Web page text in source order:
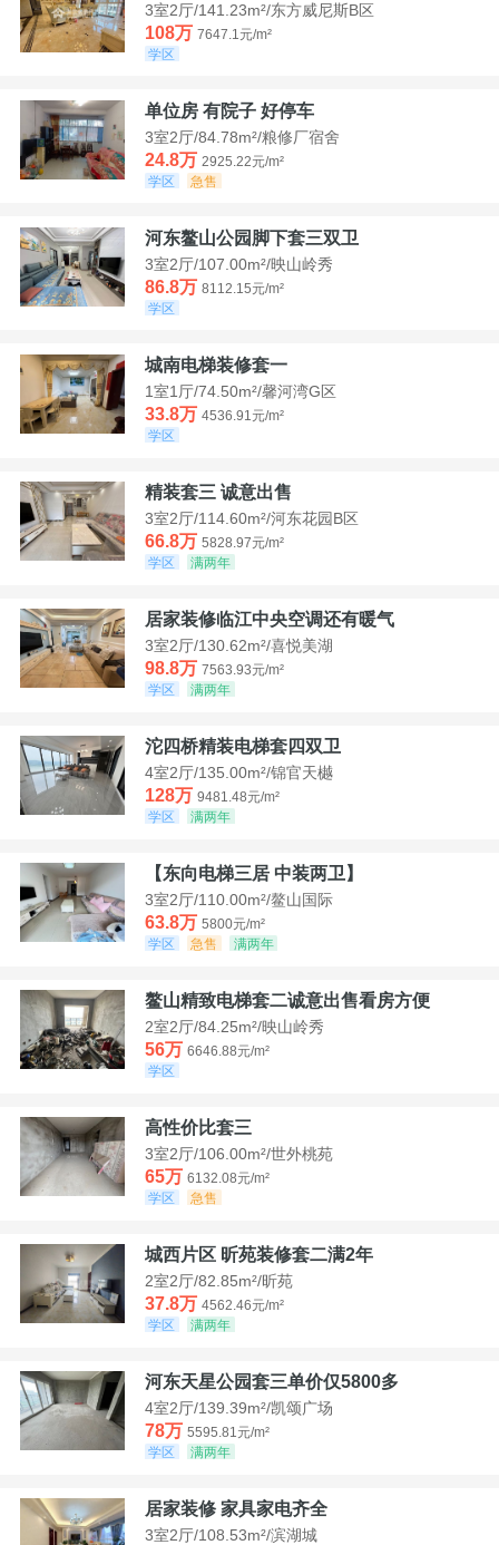
3室2厅/141.23m²/东方威尼斯B区
108万 7647.1元/m²
学区
单位房 有院子 好停车
3室2厅/84.78m²/粮修厂宿舍
24.8万 2925.22元/m²
学区
急售
河东鳌山公园脚下套三双卫
3室2厅/107.00m²/映山岭秀
86.8万 8112.15元/m²
学区
城南电梯装修套一
1室1厅/74.50m²/馨河湾G区
33.8万 4536.91元/m²
学区
精装套三 诚意出售
3室2厅/114.60m²/河东花园B区
66.8万 5828.97元/m²
学区
满两年
居家装修临江中央空调还有暖气
3室2厅/130.62m²/喜悦美湖
98.8万 7563.93元/m²
学区
满两年
沱四桥精装电梯套四双卫
4室2厅/135.00m²/锦官天樾
128万 9481.48元/m²
学区
满两年
【东向电梯三居 中装两卫】
3室2厅/110.00m²/鳌山国际
63.8万 5800元/m²
学区
急售 满两年
鳌山精致电梯套二诚意出售看房方便
2室2厅/84.25m²/映山岭秀
56万 6646.88元/m²
学区
高性价比套三
3室2厅/106.00m²/世外桃苑
65万 6132.08元/m²
学区
急售
城西片区 昕苑装修套二满2年
2室2厅/82.85m²/昕苑
37.8万 4562.46元/m²
学区
满两年
河东天星公园套三单价仅5800多
4室2厅/139.39m²/凯颂广场
78万 5595.81元/m²
学区
满两年
居家装修 家具家电齐全
3室2厅/108.53m²/滨湖城